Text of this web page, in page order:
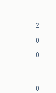
2
0
0
0